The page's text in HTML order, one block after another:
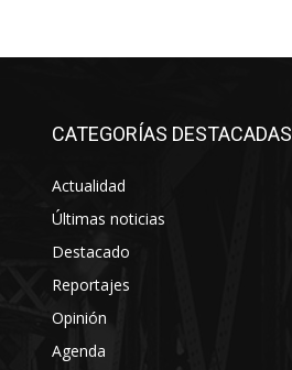
CATEGORÍAS DESTACADAS
Actualidad
Últimas noticias
Destacado
Reportajes
Opinión
Agenda